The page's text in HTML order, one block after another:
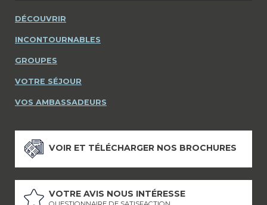
DÉCOUVRIR
INCONTOURNABLES
GROUPES
VOTRE SÉJOUR
VOS AMBASSADEURS
VOIR ET TÉLÉCHARGER NOS BROCHURES
VOTRE AVIS NOUS INTÉRESSE